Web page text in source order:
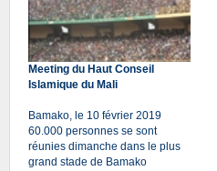
Meeting du Haut Conseil
Islamique du Mali
Bamako, le 10 février 2019
60.000 personnes se sont
réunies dimanche dans le plus
grand stade de Bamako